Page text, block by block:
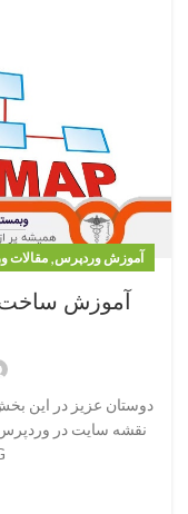
آموزش وردپرس,مقالات
آموزش ساخت
دوستان عزیز در این
نقشه سایت در وردپرس